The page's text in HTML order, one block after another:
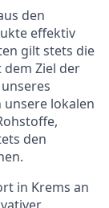
den
effektiv
gilt stets die
dem Ziel der
lokalen
den
in Krems an